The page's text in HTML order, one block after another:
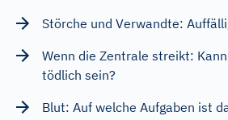
Störche und Verwandte:
Wenn die Zentrale streikt:
tödlich sein?
Blut: Auf welche Aufgaben ist